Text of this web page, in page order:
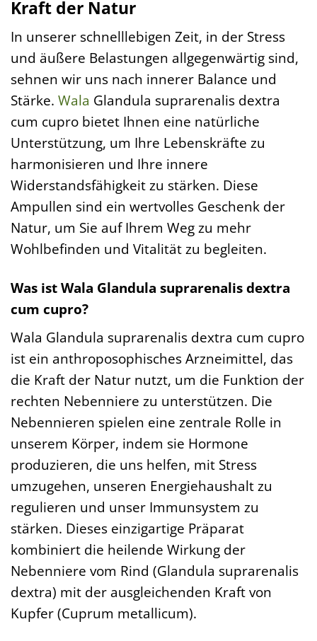
Kraft der Natur
In unserer schnelllebigen Zeit, in der Stress
und äußere Belastungen allgegenwärtig sind,
sehnen wir uns nach innerer Balance und
Stärke. Wala Glandula suprarenalis dextra
cum cupro bietet Ihnen eine natürliche
Unterstützung, um Ihre Lebenskräfte zu
harmonisieren und Ihre innere
Widerstandsfähigkeit zu stärken. Diese
Ampullen sind ein wertvolles Geschenk der
Natur, um Sie auf Ihrem Weg zu mehr
Wohlbefinden und Vitalität zu begleiten.
Was ist Wala Glandula suprarenalis dextra
cum cupro?
Wala Glandula suprarenalis dextra cum cupro
ist ein anthroposophisches Arzneimittel, das
die Kraft der Natur nutzt, um die Funktion der
rechten Nebenniere zu unterstützen. Die
Nebennieren spielen eine zentrale Rolle in
unserem Körper, indem sie Hormone
produzieren, die uns helfen, mit Stress
umzugehen, unseren Energiehaushalt zu
regulieren und unser Immunsystem zu
stärken. Dieses einzigartige Präparat
kombiniert die heilende Wirkung der
Nebenniere vom Rind (Glandula suprarenalis
dextra) mit der ausgleichenden Kraft von
Kupfer (Cuprum metallicum).